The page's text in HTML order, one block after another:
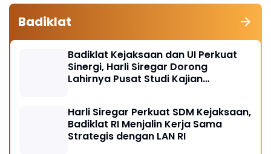
Badiklat
Badiklat Kejaksaan dan UI Perkuat
Sinergi, Harli Siregar Dorong
Lahirnya Pusat Studi Kajian
Harli Siregar Perkuat SDM Kejaksaan,
Badiklat RI Menjalin Kerja Sama
Strategis dengan LAN RI